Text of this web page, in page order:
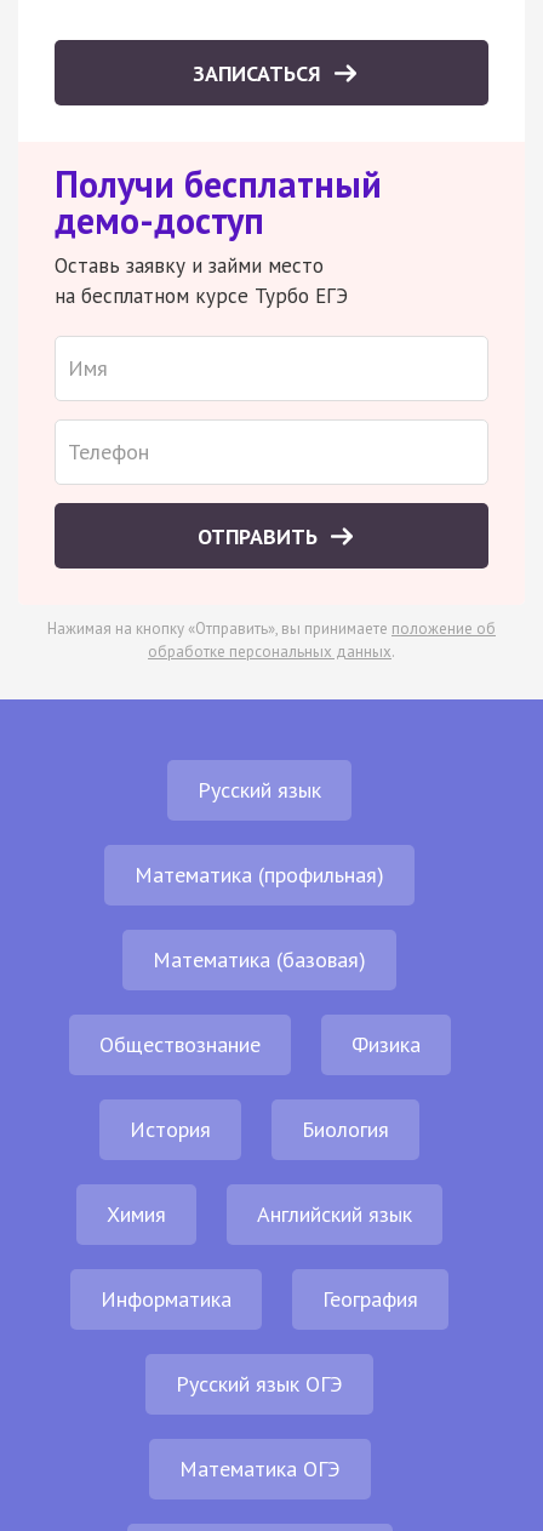
ЗАПИСАТЬСЯ
Получи бесплатный
демо-доступ
Оставь заявку и займи место
на бесплатном курсе Турбо ЕГЭ
ОТПРАВИТЬ
Нажимая на кнопку «Отправить», вы принимаете положение об
обработке персональных данных.
Русский язык
Математика (профильная)
Математика (базовая)
Обществознание Физика
История Биология
Химия Английский язык
Информатика География
Русский язык ОГЭ
Математика ОГЭ